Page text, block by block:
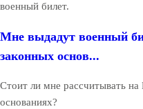
военный билет.
Мне выдадут военный
законных основ...
Стоит ли мне рассчитывать
основаниях?